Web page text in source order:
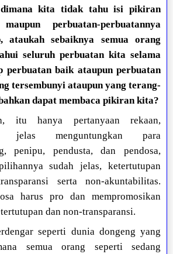
kita tidak tahu isi pikiran
perbuatan-perbuatannya
ataukah sebaiknya semua orang
seluruh perbuatan kita selama
perbuatan baik ataupun perbuatan
tersembunyi ataupun yang terang-
dapat membaca pikiran kita?
itu hanya pertanyaan rekaan,
jelas menguntungkan para
penipu, pendusta, dan pendosa,
sudah jelas, ketertutupan
serta non-akuntabilitas.
harus pro dan mempromosikan
dan non-transparansi.
seperti dunia dongeng yang
semua orang seperti sedang